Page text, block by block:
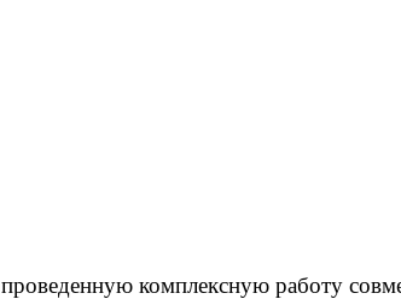
комплексную работу